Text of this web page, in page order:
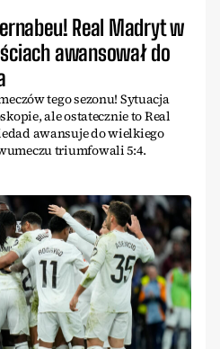
Real Madryt w
awansował do
tego sezonu! Sytuacja
ale ostatecznie to Real
awansuje do wielkiego
triumfowali 5:4.